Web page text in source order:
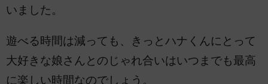
いました。
遊べる時間は減っても、きっとハナくんにとって
大好きな娘さんとのじゃれ合いはいつまでも最高
に楽しい時間なのでしょう。